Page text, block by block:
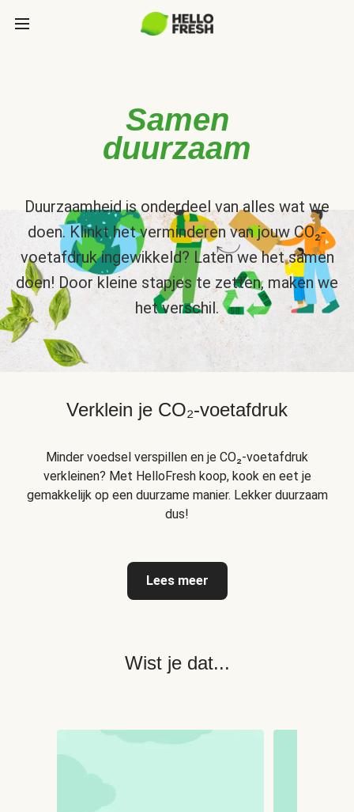
Samen
duurzaam
Duurzaamheid is onderdeel van alles wat we
doen. Klinkt het verminderen van jouw CO₂-
voetafdruk ingewikkeld? Laten we het samen
doen! Door kleine stapjes te zetten, maken we
het verschil.
Verklein je CO₂-voetafdruk
Minder voedsel verspillen en je CO₂-voetafdruk
verkleinen? Met HelloFresh koop, kook en eet je
gemakkelijk op een duurzame manier. Lekker duurzaam
dus!
Lees meer
Wist je dat...